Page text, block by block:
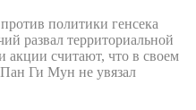
политики генсека
развал территориальной
акции считают, что в своем
Ги Мун не увязал